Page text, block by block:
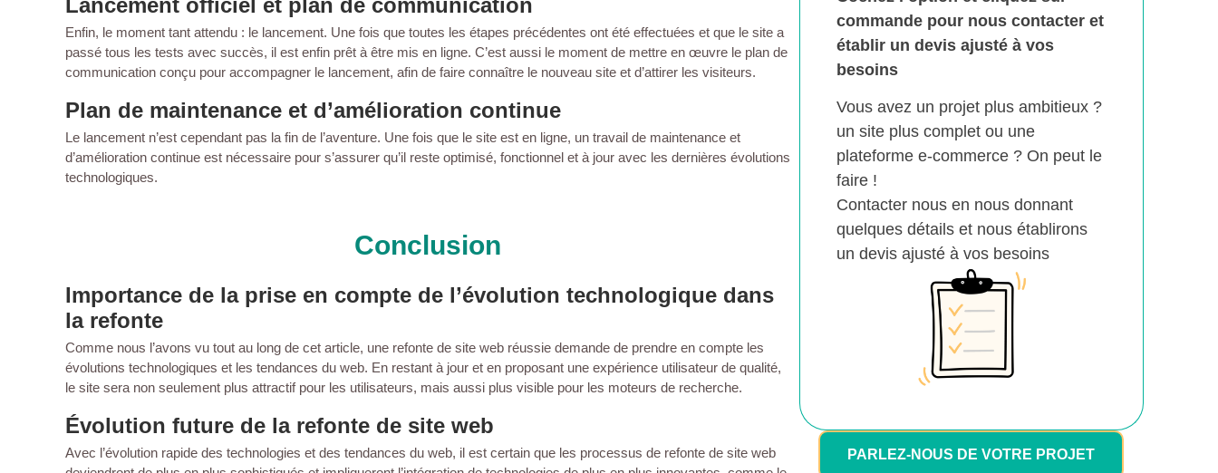
Lancement officiel et plan de communication
Enfin, le moment tant attendu : le lancement. Une fois que toutes les étapes précédentes ont été effectuées et que le site a
passé tous les tests avec succès, il est enfin prêt à être mis en ligne. C’est aussi le moment de mettre en œuvre le plan de
communication conçu pour accompagner le lancement, afin de faire connaître le nouveau site et d’attirer les visiteurs.
Plan de maintenance et d’amélioration continue
Le lancement n’est cependant pas la fin de l’aventure. Une fois que le site est en ligne, un travail de maintenance et
d’amélioration continue est nécessaire pour s’assurer qu’il reste optimisé, fonctionnel et à jour avec les dernières évolutions
technologiques.
Conclusion
Importance de la prise en compte de l’évolution technologique dans
la refonte
Comme nous l’avons vu tout au long de cet article, une refonte de site web réussie demande de prendre en compte les
évolutions technologiques et les tendances du web. En restant à jour et en proposant une expérience utilisateur de qualité,
le site sera non seulement plus attractif pour les utilisateurs, mais aussi plus visible pour les moteurs de recherche.
Évolution future de la refonte de site web
Avec l’évolution rapide des technologies et des tendances du web, il est certain que les processus de refonte de site web
commande pour nous contacter et
établir un devis ajusté à vos
besoins
Vous avez un projet plus ambitieux ?
un site plus complet ou une
plateforme e-commerce ? On peut le
faire !
Contacter nous en nous donnant
quelques détails et nous établirons
un devis ajusté à vos besoins
PARLEZ-NOUS DE VOTRE PROJET